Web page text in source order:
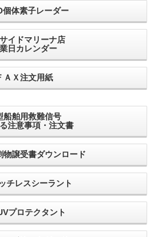
個体素子レーダー
イドマリーナ店
日カレンダー
ＡＸ注文用紙
船舶用救難信号
注意事項・注文書
物譲受書ダウンロード
チレスシーラント
プロテクタント